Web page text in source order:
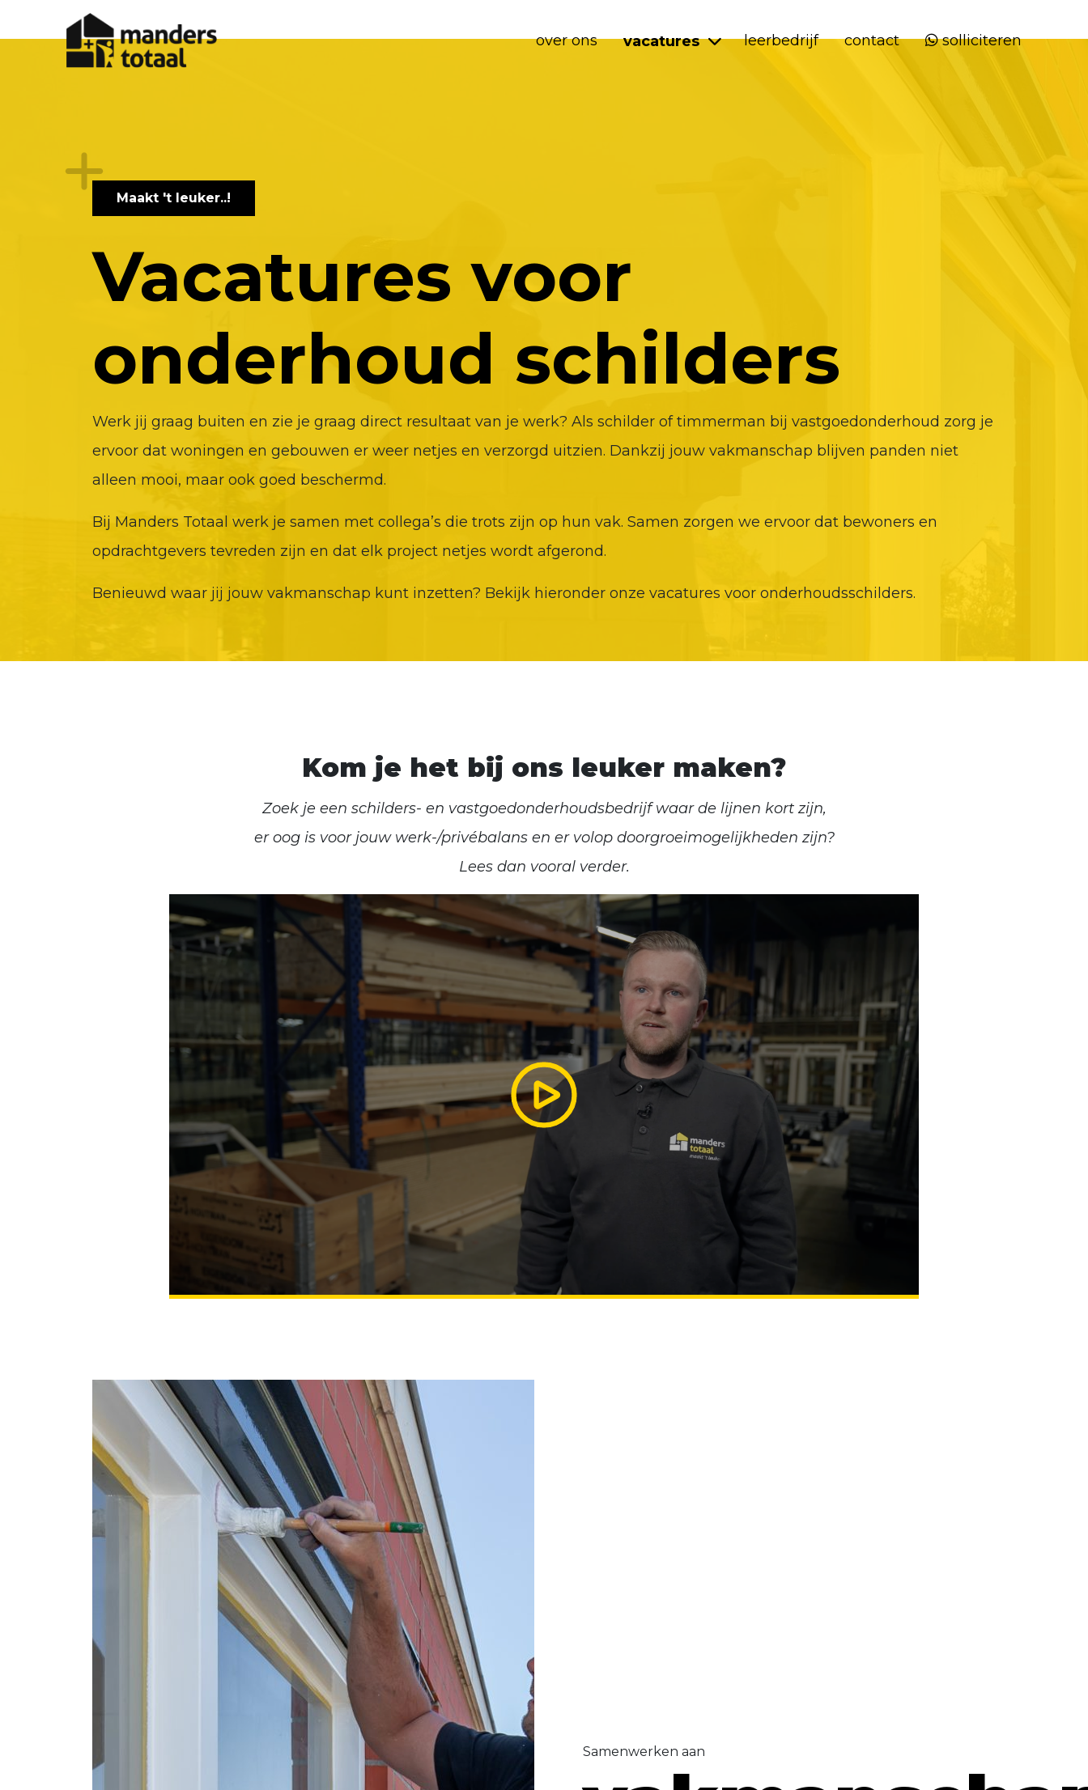
over ons vacatures leerbedrijf contact solliciteren
Maakt 't leuker..!
Vacatures voor
onderhoud schilders
Werk jij graag buiten en zie je graag direct resultaat van je werk? Als schilder of timmerman bij vastgoedonderhoud zorg je
ervoor dat woningen en gebouwen er weer netjes en verzorgd uitzien. Dankzij jouw vakmanschap blijven panden niet
alleen mooi, maar ook goed beschermd.
Bij Manders Totaal werk je samen met collega’s die trots zijn op hun vak. Samen zorgen we ervoor dat bewoners en
opdrachtgevers tevreden zijn en dat elk project netjes wordt afgerond.
Benieuwd waar jij jouw vakmanschap kunt inzetten? Bekijk hieronder onze vacatures voor onderhoudsschilders.
Kom je het bij ons leuker maken?
Zoek je een schilders- en vastgoedonderhoudsbedrijf waar de lijnen kort zijn,
er oog is voor jouw werk-/privébalans en er volop doorgroeimogelijkheden zijn?
Lees dan vooral verder.
Samenwerken aan